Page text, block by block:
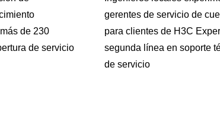
de 230
de servicio
gerentes de servicio de
para clientes de H3C
segunda línea en soporte
de servicio